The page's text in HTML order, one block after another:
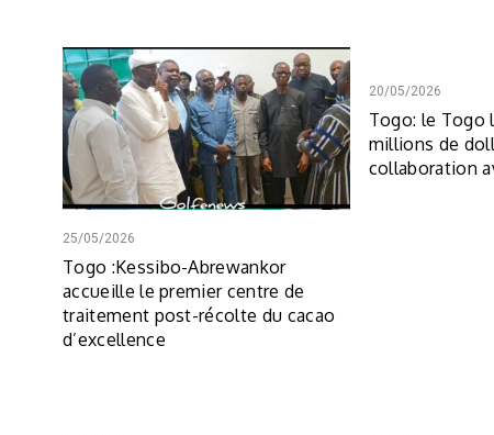
25/05/2026
Togo :Kessibo-Abrewankor
accueille le premier centre de
traitement post-récolte du cacao
d’excellence
20/05/2026
Togo: le Togo
millions de
collaboration